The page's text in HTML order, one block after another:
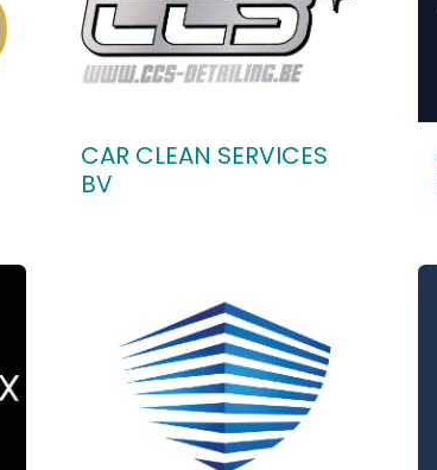
CAR CLEAN SERVICES
BV